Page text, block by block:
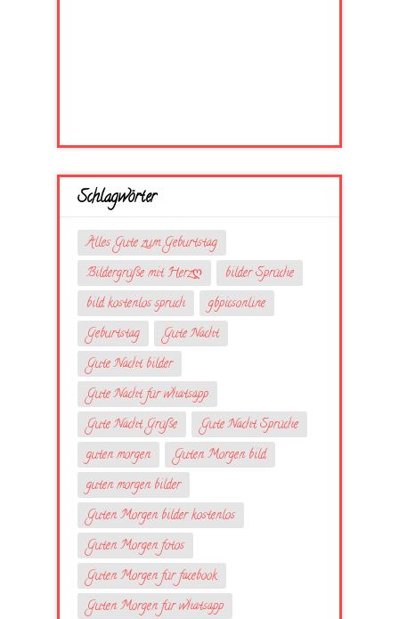
Schlagwörter
Alles Gute zum Geburtstag
Bildergrüße mit Herzღ
bilder Sprüche
bild kostenlos spruch
gbpicsonline
Geburtstag
Gute Nacht
Gute Nacht bilder
Gute Nacht für whatsapp
Gute Nacht Grüße
Gute Nacht Sprüche
guten morgen
Guten Morgen bild
guten morgen bilder
Guten Morgen bilder kostenlos
Guten Morgen fotos
Guten Morgen für facebook
Guten Morgen für whatsapp